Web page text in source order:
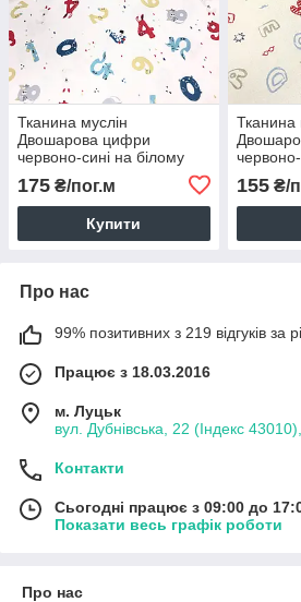
Тканина муслін
Двошарова цифри
червоно-сині на білому
(шир. 1,6 м) (MS-S-0318)
175 ₴/пог.м
Купити
Тканина
155₴/
Про нас
99% позитивних з 219 відгуків за
Працює з 18.03.2016
м. Луцьк
вул. Дубнівська, 22 (Індекс
Контакти
Сьогодні працює з 09:00 до
Показати весь графік роботи
Про нас